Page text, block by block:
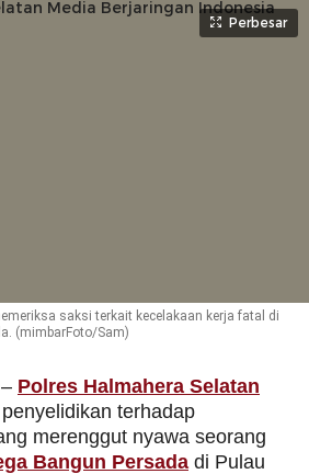
Perbesar
saksi terkait kecelakaan kerja fatal di
(mimbarFoto/Sam)
– Polres Halmahera Selatan
terhadap
merenggut nyawa seorang
Bangun Persada di Pulau